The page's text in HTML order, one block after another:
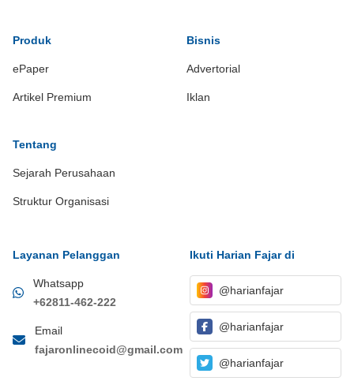
Produk
ePaper
Artikel Premium
Bisnis
Advertorial
Iklan
Tentang
Sejarah Perusahaan
Struktur Organisasi
Layanan Pelanggan
Whatsapp
+62811-462-222
Email
fajaronlinecoid@gmail.com
Ikuti Harian Fajar di
@harianfajar
@harianfajar
@harianfajar